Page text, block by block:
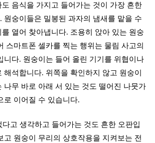
음식을 가지고 들어가는 것이 가장 흔한
원숭이들은 밀봉된 과자의 냄새를 맡을 수
열어 찾아냅니다. 조용히 앉아 있는 원숭
스마트폰 셀카를 찍는 행위는 물림 사고의
니다. 원숭이는 들어 올린 기기를 위협이나
해석합니다. 위쪽을 확인하지 않고 원숭이
나무 바로 아래 서 있는 것도 떨어진 나뭇가
로 이어질 수 있습니다.
고 생각하고 들어가는 것도 흔한 오판입
고 원숭이 무리의 상호작용을 지켜보는 전